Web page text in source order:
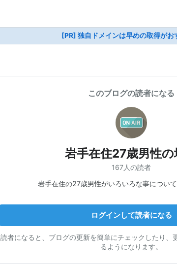
[PR] 独自ドメインは早めの取得がお
このブログの読者になる
岩手在住27歳男性の
167人の読者
岩手在住の27歳男性がいろいろな事について
ログインして読者になる
読者になると、ブログの更新を簡単にチェックしたり、
るようになります。